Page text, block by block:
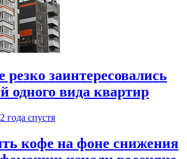
резко заинтересовались
одного вида квартир
2 года спустя
кофе на фоне снижения